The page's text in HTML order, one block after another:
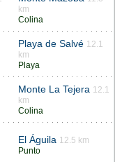
km
Colina
Playa de Salvé 12.1
km
Playa
Monte La Tejera 12.1
km
Colina
El Águila 12.5 km
Punto